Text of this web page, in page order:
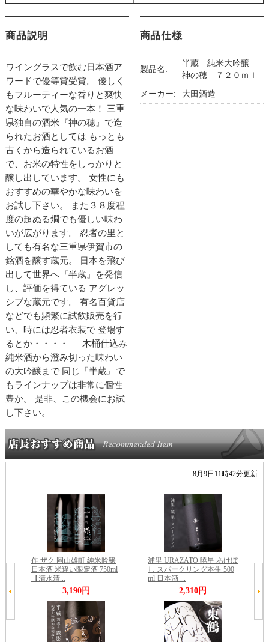
商品説明
ワイングラスで飲む日本酒ア
ワードで優等賞受賞。 優しく
もフルーティーな香りと爽快
な味わいで人気の一本！ 三重
県独自の酒米『神の穂』で造
られたお酒としては もっとも
古くから造られているお酒
で、お米の特性をしっかりと
醸し出しています。 女性にも
おすすめの華やかな味わいを
お試し下さい。 また３８度程
度の超ぬる燗でも優しい味わ
いが広がります。 忍者の里と
しても有名な三重県伊賀市の
銘酒を醸す蔵元。 日本を飛び
出して世界へ『半蔵』を発信
し、評価を得ている アグレッ
シブな蔵元です。 有名百貨店
などでも頻繁に試飲販売を行
い、時には忍者衣装で 登場す
るとか・・・・ 木桶仕込み
純米酒から澄み切った味わい
の大吟醸まで 同じ『半蔵』で
もラインナップは非常に個性
豊か。 是非、この機会にお試
し下さい。
商品仕様
製品名:
半蔵 純米大吟醸
神の穂 ７２０ｍｌ
メーカー: 大田酒造